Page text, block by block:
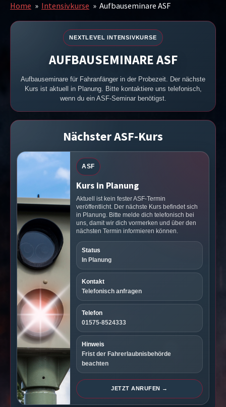
Home » Intensivkurse » Aufbauseminare ASF
NEXTLEVEL INTENSIVKURSE
AUFBAUSEMINARE ASF
Aufbauseminare für Fahranfänger in der Probezeit. Der nächste
Kurs ist aktuell in Planung. Bitte kontaktiere uns telefonisch,
wenn du ein ASF-Seminar benötigst.
Nächster ASF-Kurs
ASF
Kurs in Planung
Aktuell ist kein fester ASF-Termin
veröffentlicht. Der nächste Kurs befindet sich
in Planung. Bitte melde dich telefonisch bei
uns, damit wir dich vormerken und über den
nächsten Termin informieren können.
Status
In Planung
Kontakt
Telefonisch anfragen
Telefon
01575-8524333
Hinweis
Frist der Fahrerlaubnisbehörde
beachten
JETZT ANRUFEN →